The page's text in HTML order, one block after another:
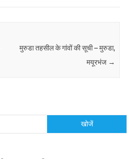
मुरुडा तहसील के गांवों की सूची – मुरुडा,
मयूरभंज →
खोजें